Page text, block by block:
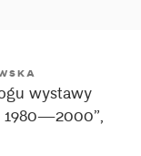
wystawy
1980—2000”,